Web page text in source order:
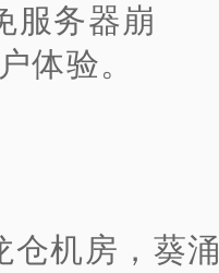
服务器崩
体验。
仓机房，葵涌